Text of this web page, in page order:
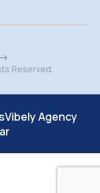
Reserved.
Vibely Agency